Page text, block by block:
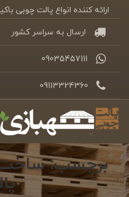
ارائه کننده انواع پالت چوبی
ارسال به سراسر کشور
09035457111
09113324360
برچسب: ساخت